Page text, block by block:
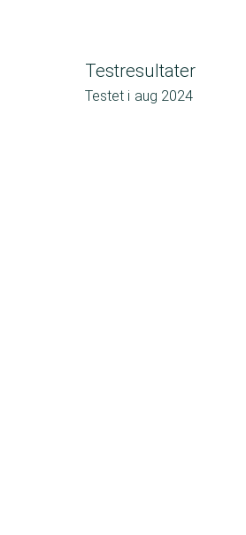
Testresultater
Testet i aug 2024